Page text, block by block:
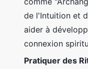
de l'Intuition et
aider à
connexion
Pratiquer des